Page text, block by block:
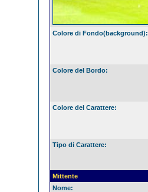
Colore di Fondo(background):
Colore del Bordo:
Colore del Carattere:
Tipo di Carattere:
Mittente
Nome: